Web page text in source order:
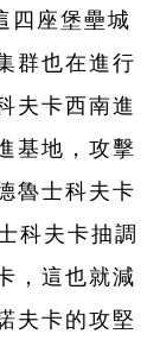
四座堡壘城
群也在進行
夫卡西南進
基地，攻擊
魯士科夫卡
科夫卡抽調
，這也就減
夫卡的攻堅